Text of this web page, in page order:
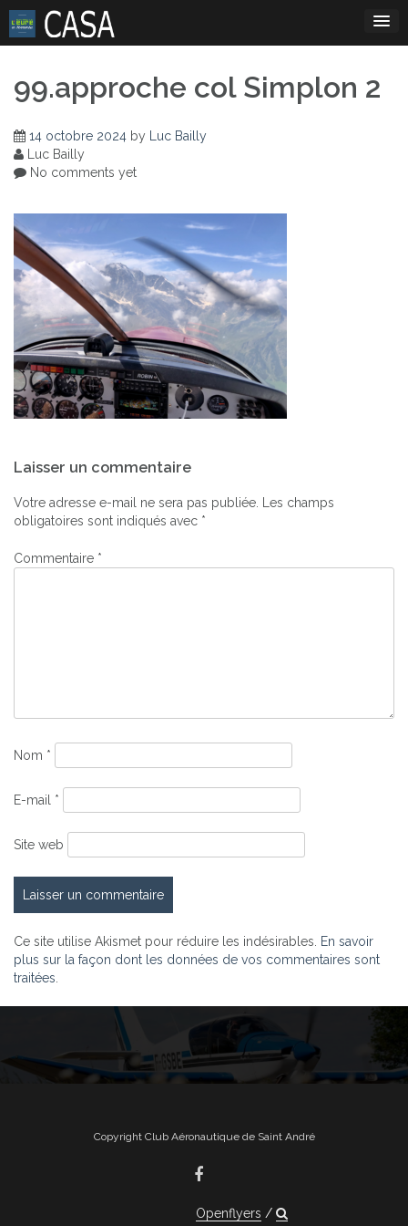
Skip
content
99.approche col Simplon 2
14 octobre 2024 by Luc Bailly
Luc Bailly
No comments yet
de
l’article
Laisser un commentaire
Votre adresse e-mail ne sera pas publiée. Les champs
obligatoires sont indiqués avec *
Commentaire *
Nom *
E-mail *
Site web
Ce site utilise Akismet pour réduire les indésirables. En savoir
plus sur la façon dont les données de vos commentaires sont
traitées
Copyright Club Aéronautique de Saint André
Openflyers